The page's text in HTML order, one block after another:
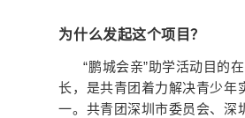
为什么发起这个项目？
“鹏城会亲”助学活动目的
长，是共青团着力解决青少年
一。共青团深圳市委员会、深